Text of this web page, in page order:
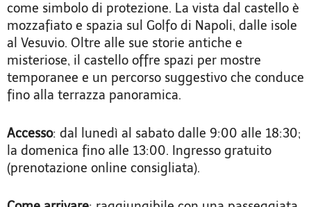
come simbolo di protezione. La vista dal castello è
mozzafiato e spazia sul Golfo di Napoli, dalle isole
al Vesuvio. Oltre alle sue storie antiche e
misteriose, il castello offre spazi per mostre
temporanee e un percorso suggestivo che conduce
fino alla terrazza panoramica.
Accesso: dal lunedì al sabato dalle 9:00 alle 18:30;
la domenica fino alle 13:00. Ingresso gratuito
(prenotazione online consigliata).